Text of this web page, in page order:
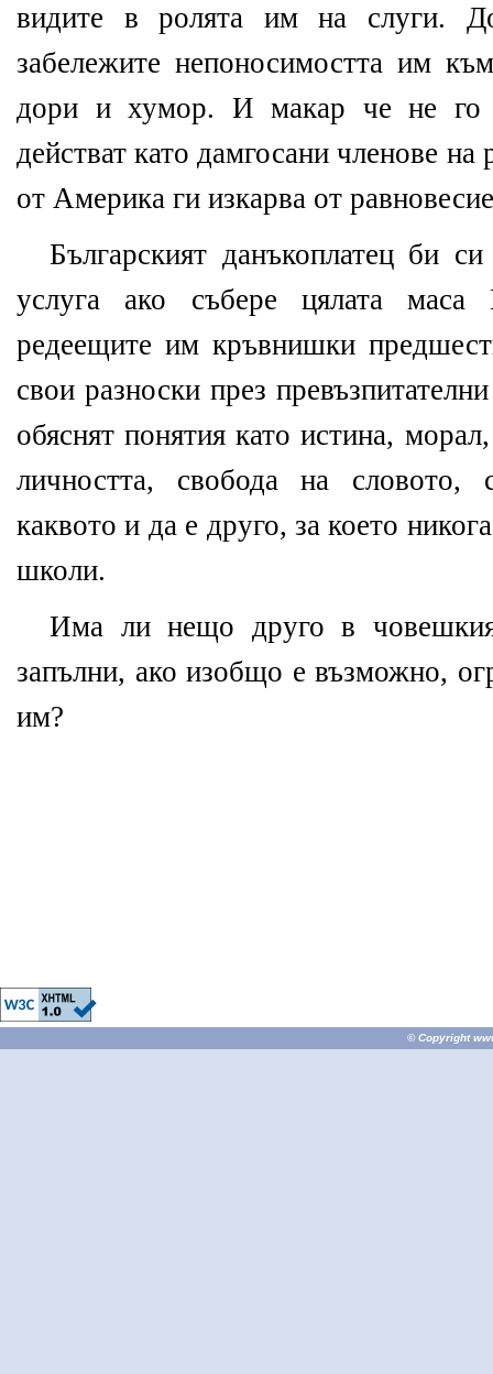
видите в ролята им на слуги.
забележите непоносимостта им
дори и хумор. И макар че не го
действат като дамгосани членове на
от Америка ги изкарва от
Българският данъкоплатец би
услуга ако събере цялата
редеещите им кръвнишки
свои разноски през
обяснят понятия като истина,
личността, свобода на словото,
каквото и да е друго, за което
школи.
Има ли нещо друго в
запълни, ако изобщо е възможно,
им?
© Copyright